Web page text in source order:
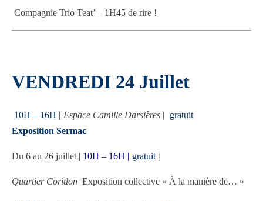
Compagnie Trio Teat’ – 1H45 de rire !
VENDREDI 24 Juillet
10H – 16H | Espace Camille Darsières | gratuit
Exposition Sermac
Du 6 au 26 juillet | 10H – 16H | gratuit |
Quartier Coridon Exposition collective « À la manière de… »